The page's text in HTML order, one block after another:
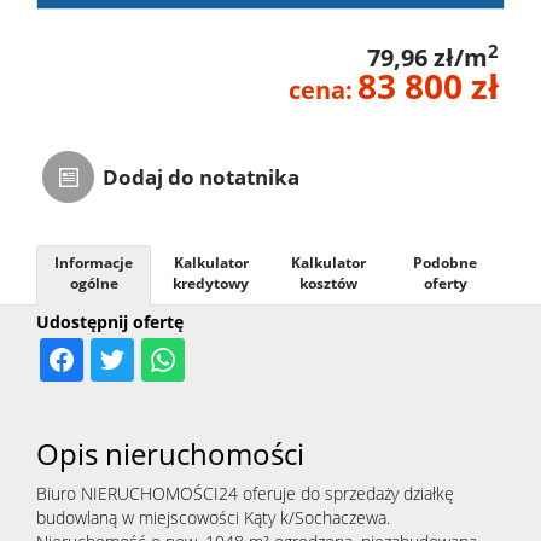
79,96 zł/m2
cena: 83 800 zł
Dodaj do notatnika
Udostępnij ofertę
Informacje
ogólne
Kalkulator
kredytowy
Kalkulator
kosztów
Podobne
oferty
Opis nieruchomości
Biuro NIERUCHOMOŚCI24 oferuje do sprzedaży działkę
budowlaną w miejscowości Kąty k/Sochaczewa.